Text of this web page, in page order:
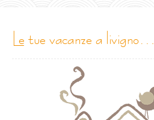
le tue vacanze a livigno…